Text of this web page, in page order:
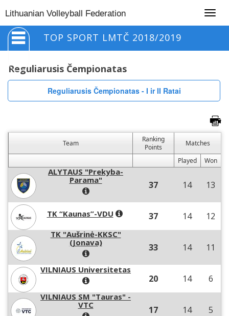
Lithuanian Volleyball Federation
TOP SPORT LMTČ 2018/2019
Reguliarusis Čempionatas
Reguliarusis Čempionatas - I ir II Ratai
Team
Ranking
Points
Matches
Played
Won
ALYTAUS "Prekyba-
Parama"
37 14 13
TK “Kaunas”-VDU 37 14 12
TK "Aušrinė-KKSC"
(Jonava)
33 14 11
VILNIAUS Universitetas
20 14 6
VILNIAUS SM "Tauras" -
VTC
17 14 5